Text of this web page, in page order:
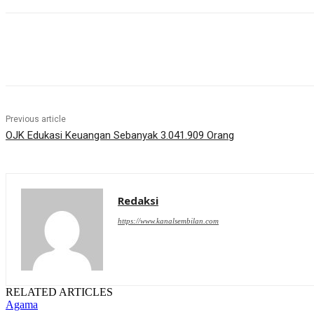
Previous article
OJK Edukasi Keuangan Sebanyak 3.041.909 Orang
Redaksi
https://www.kanalsembilan.com
RELATED ARTICLES
Agama